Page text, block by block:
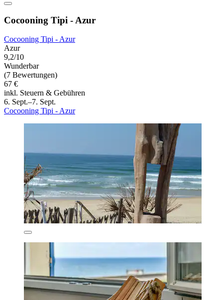
Cocooning Tipi - Azur
Cocooning Tipi - Azur
Azur
9,2/10
Wunderbar
(7 Bewertungen)
67 €
inkl. Steuern & Gebühren
6. Sept.–7. Sept.
Cocooning Tipi - Azur